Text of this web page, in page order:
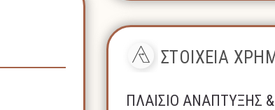
ΣΤΟΙΧΕΙΑ
ΠΛΑΙΣΙΟ ΑΝΑΠΤΥΞΗΣ